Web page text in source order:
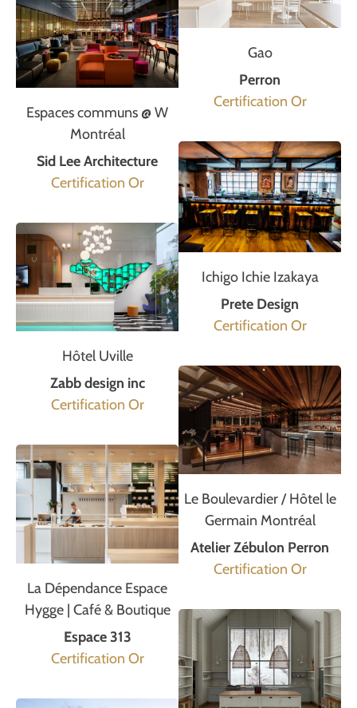
Espaces communs @ W
Montréal
Sid Lee Architecture
Certification Or
Hôtel Uville
Zabb design inc
Certification Or
La Dépendance Espace
Hygge | Café & Boutique
Espace 313
Certification Or
Gao
Perron
Certification Or
Ichigo Ichie Izakaya
Prete Design
Certification Or
Le Boulevardier / Hôtel le
Germain Montréal
Atelier Zébulon Perron
Certification Or